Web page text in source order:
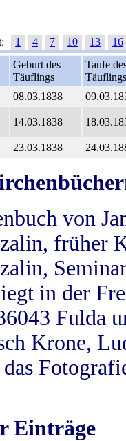
1 4 7 10 13
16
Geburt des
Täuflings
Taufe
Täuflings
08.03.1838
14.03.1838
23.03.1838
von
früher
in der
Fulda
Krone,
Einträge